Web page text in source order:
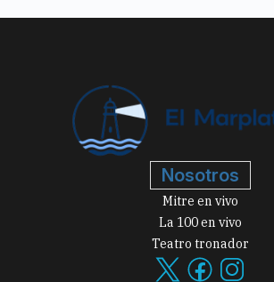
Nosotros
Mitre en vivo
La 100 en vivo
Teatro tronador